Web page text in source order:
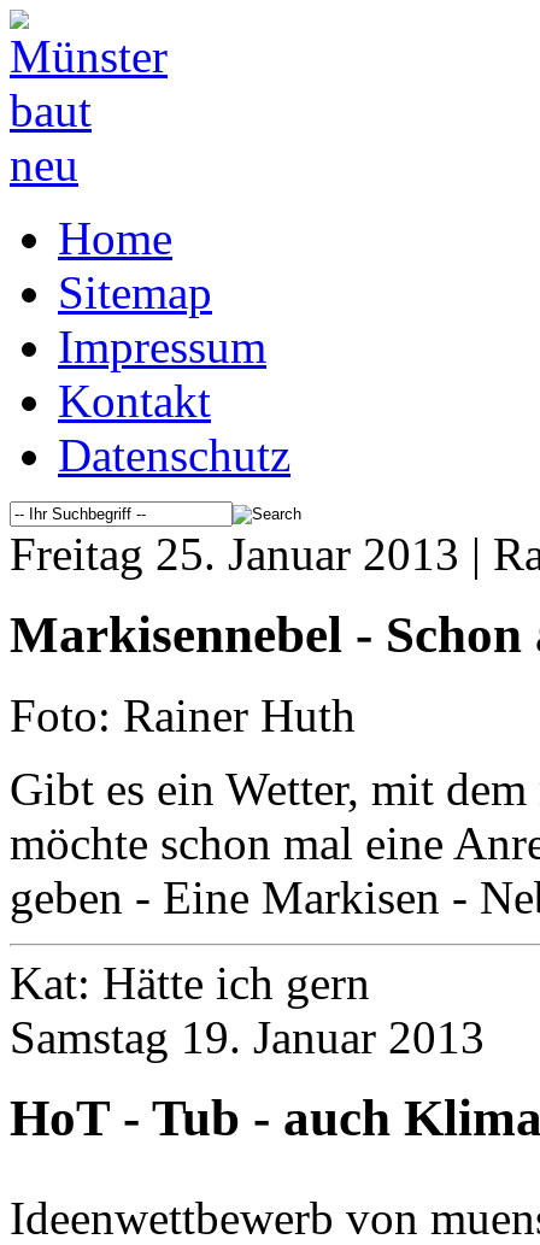
Home
Sitemap
Impressum
Kontakt
Datenschutz
Freitag 25. Januar 2013 |
Markisennebel -
Foto: Rainer Huth
Gibt es ein Wetter, mit
möchte schon mal eine
geben - Eine Markisen -
Kat: Hätte ich gern
Samstag 19. Januar 2013
HoT - Tub - auch
Ideenwettbewerb von